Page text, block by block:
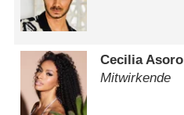
Cecilia Asoro
Mitwirkende